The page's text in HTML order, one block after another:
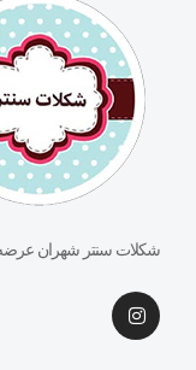
شکلات سنتر شهران عرضه